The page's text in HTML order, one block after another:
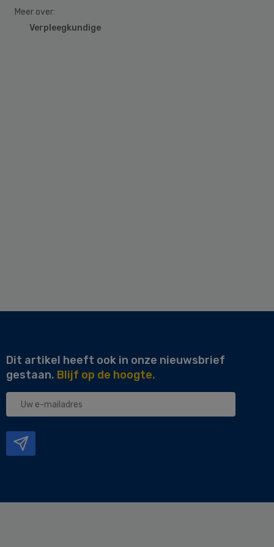
Meer over:
Verpleegkundige
Dit artikel heeft ook in onze nieuwsbrief
gestaan. Blijf op de hoogte.
Uw